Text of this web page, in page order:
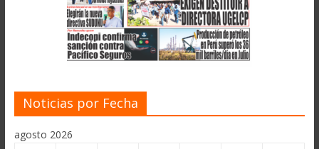
Noticias por Fecha
agosto 2026